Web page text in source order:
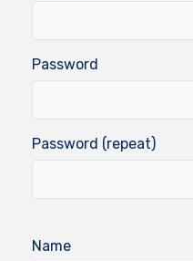
Password
Password (repeat)
Name